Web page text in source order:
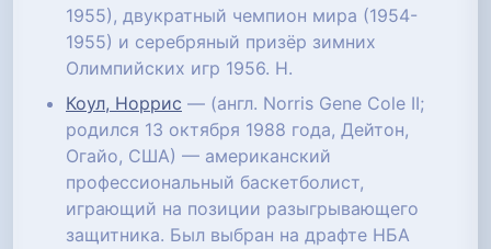
1955), двукратный чемпион мира (1954-
1955) и серебряный призёр зимних
Олимпийских игр 1956. Н.
Коул, Норрис — (англ. Norris Gene Cole II;
родился 13 октября 1988 года, Дейтон,
Огайо, США) — американский
профессиональный баскетболист,
играющий на позиции разыгрывающего
защитника. Был выбран на драфте НБА